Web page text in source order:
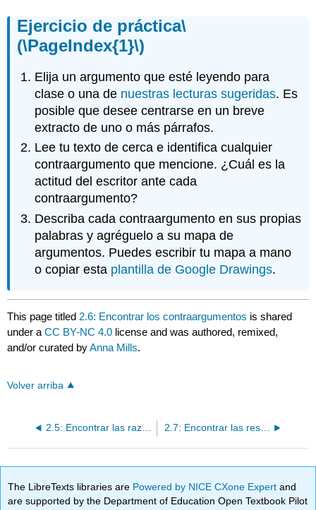
Ejercicio de práctica\
(\PageIndex{1}\)
Elija un argumento que esté leyendo para
clase o una de nuestras lecturas sugeridas. Es
posible que desee centrarse en un breve
extracto de uno o más párrafos.
Lee tu texto de cerca e identifica cualquier
contraargumento que mencione. ¿Cuál es la
actitud del escritor ante cada
contraargumento?
Describa cada contraargumento en sus propias
palabras y agréguelo a su mapa de
argumentos. Puedes escribir tu mapa a mano
o copiar esta plantilla de Google Drawings.
This page titled 2.6: Encontrar los contraargumentos is shared
under aCC BY-NC 4.0 license and was authored, remixed,
and/or curated byAnna Mills.
Volver arriba
2.5: Encontrar las razones 2.7: Encontrar las respuestas a los contraargumentos
The LibreTexts libraries are Powered by NICE CXone Expertand
are supported by the Department of Education Open Textbook Pilot